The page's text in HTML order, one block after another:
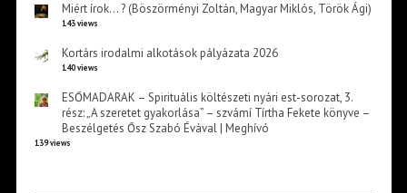
Miért írok… ? (Böszörményi Zoltán, Magyar Miklós, Török Ági)
143 views
Kortárs irodalmi alkotások pályázata 2026
140 views
ESŐMADARAK – Spirituális költészeti nyári est-sorozat, 3.
rész: „A szeretet gyakorlása” – szvámí Tírtha Fekete könyve –
Beszélgetés Ősz Szabó Évával | Meghívó
139 views